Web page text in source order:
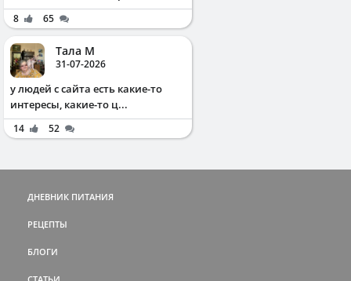
8 65
Тала М
31-07-2026
у людей с сайта есть какие-то
интересы, какие-то ц...
14 52
ДНЕВНИК ПИТАНИЯ
РЕЦЕПТЫ
БЛОГИ